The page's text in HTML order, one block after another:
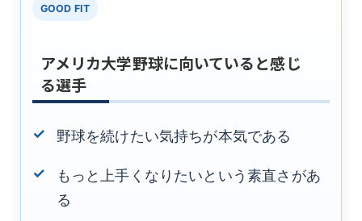
GOOD FIT
アメリカ大学野球に向いていると感じ
る選手
野球を続けたい気持ちが本気である
もっと上手くなりたいという素直さがあ
る